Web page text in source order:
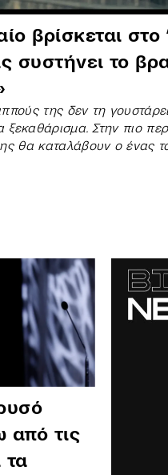
βρίσκεται στο
συστήνει το
της δεν τη
Στην πιο
θα καταλάβουν ο ένας
από τις
τα